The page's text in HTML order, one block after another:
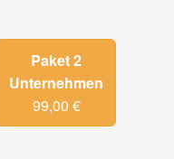
Paket 2
Unternehmen
99,00 €